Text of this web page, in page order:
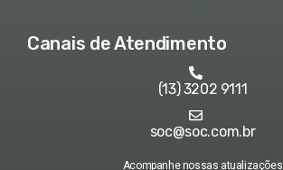
Canais de Atendimento
(13) 3202 9111
soc@soc.com.br
Acompanhe nossas atualizações